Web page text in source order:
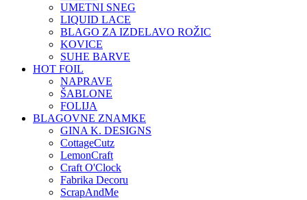
UMETNI SNEG
LIQUID LACE
BLAGO ZA IZDELAVO ROŽIC
KOVICE
SUHE BARVE
HOT FOIL
NAPRAVE
ŠABLONE
FOLIJA
BLAGOVNE ZNAMKE
GINA K. DESIGNS
CottageCutz
LemonCraft
Craft O'Clock
Fabrika Decoru
ScrapAndMe